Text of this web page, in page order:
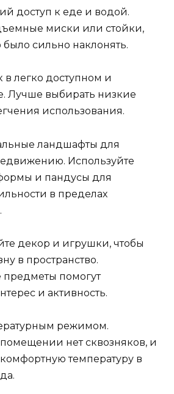
доступ к еде и водой.
миски или стойки,
сильно наклонять.
в легко доступном и
Лучше выбирать низкие
использования.
ландшафты для
Используйте
и пандусы для
в пределах
декор и игрушки, чтобы
в пространство.
помогут
и активность.
режимом.
нет сквозняков, и
температуру в